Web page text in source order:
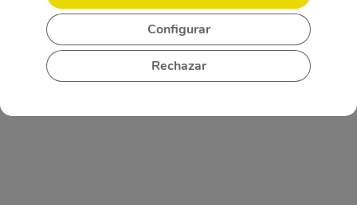
3500MAH DETECCIÓN DE MOVIMIENTO
Rechazar
Configurar